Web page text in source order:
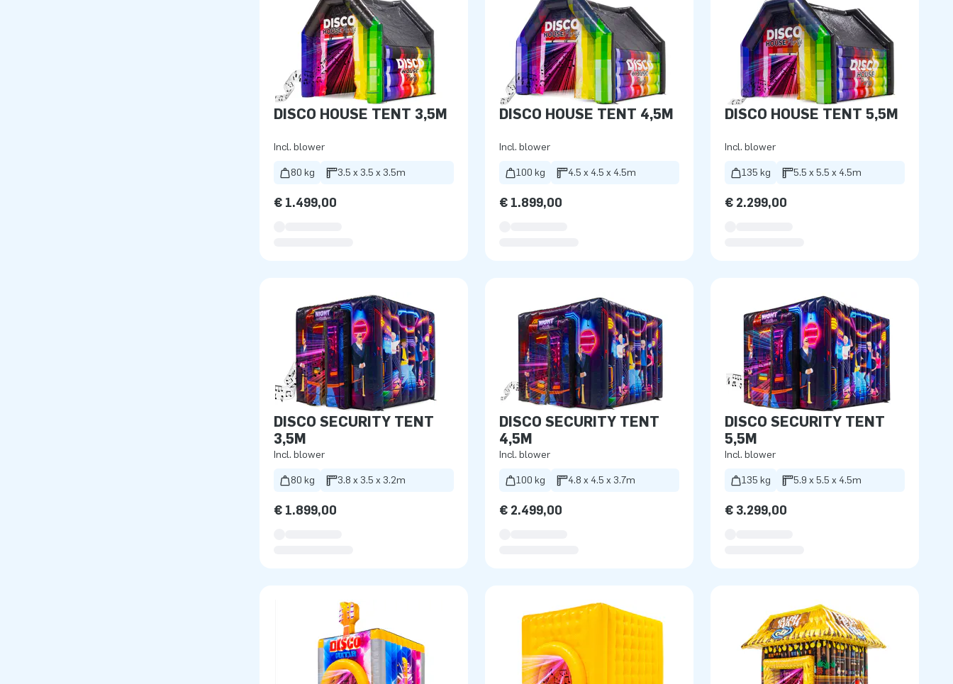
DISCO HOUSE TENT 3,5M
Incl. blower
80 kg 3.5 x 3.5 x 3.5m
€ 1.499,00
DISCO HOUSE TENT 4,5M
Incl. blower
100 kg 4.5 x 4.5 x 4.5m
€ 1.899,00
DISCO HOUSE TENT 5,5M
Incl. blower
135 kg 5.5 x 5.5 x 4.5m
€ 2.299,00
DISCO SECURITY TENT
3,5M
Incl. blower
80 kg 3.8 x 3.5 x 3.2m
€ 1.899,00
DISCO SECURITY TENT
4,5M
Incl. blower
100 kg 4.8 x 4.5 x 3.7m
€ 2.499,00
DISCO SECURITY TENT
5,5M
Incl. blower
135 kg 5.9 x 5.5 x 4.5m
€ 3.299,00